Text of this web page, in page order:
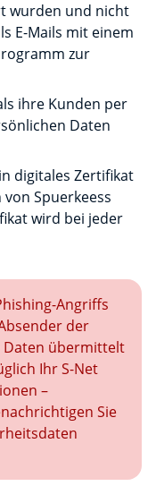
wurden und nicht
E-Mails mit einem
zur
ihre Kunden per
Daten
digitales Zertifikat
Spuerkeess
wird bei jeder
Angriffs
der
Daten übermittelt
Ihr S-Net
–
Sie